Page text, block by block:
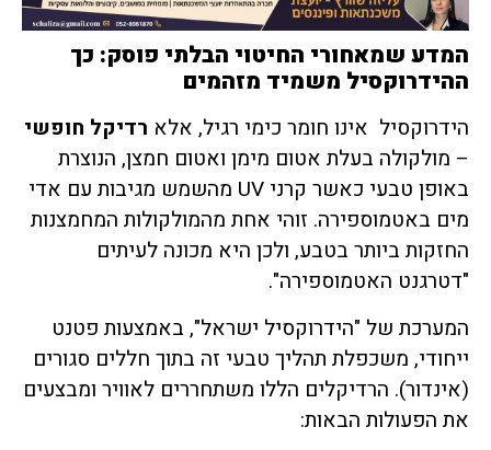
המדע שמאחורי החיטוי הבלתי פוסק: כך
ההידרוקסיל משמיד מזהמים
הידרוקסיל אינו חומר כימי רגיל, אלא רדיקל חופשי
– מולקולה בעלת אטום מימן ואטום חמצן, הנוצרת
באופן טבעי כאשר קרני UV מהשמש מגיבות עם אדי
מים באטמוספירה. זוהי אחת מהמולקולות המחמצנות
החזקות ביותר בטבע, ולכן היא מכונה לעיתים
"דטרגנט האטמוספירה".
המערכת של "הידרוקסיל ישראל", באמצעות פטנט
ייחודי, משכפלת תהליך טבעי זה בתוך חללים סגורים
(אינדור). הרדיקלים הללו משתחררים לאוויר ומבצעים
את הפעולות הבאות: